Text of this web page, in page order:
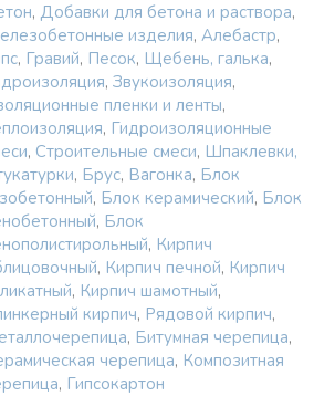
, Добавки для бетона и раствора,
изделия, Алебастр,
, Гравий, Песок, Щебень, галька,
, Звукоизоляция,
пленки и ленты,
, Гидроизоляционные
, Строительные смеси, Шпаклевки,
, Брус, Вагонка, Блок
, Блок керамический, Блок
, Блок
, Кирпич
, Кирпич печной, Кирпич
, Кирпич шамотный,
кирпич, Рядовой кирпич,
, Битумная черепица,
черепица, Композитная
, Гипсокартон